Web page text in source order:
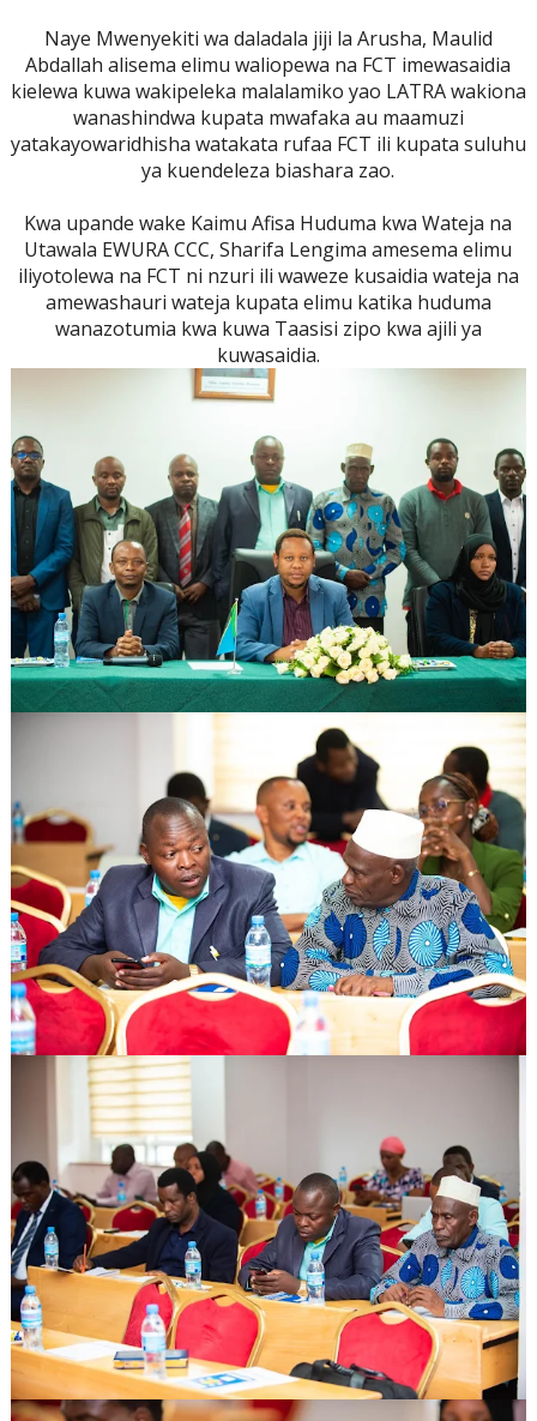
Naye Mwenyekiti wa daladala jiji la Arusha, Maulid
Abdallah alisema elimu waliopewa na FCT imewasaidia
kielewa kuwa wakipeleka malalamiko yao LATRA wakiona
wanashindwa kupata mwafaka au maamuzi
yatakayowaridhisha watakata rufaa FCT ili kupata suluhu
ya kuendeleza biashara zao.
Kwa upande wake Kaimu Afisa Huduma kwa Wateja na
Utawala EWURA CCC, Sharifa Lengima amesema elimu
iliyotolewa na FCT ni nzuri ili waweze kusaidia wateja na
amewashauri wateja kupata elimu katika huduma
wanazotumia kwa kuwa Taasisi zipo kwa ajili ya
kuwasaidia.